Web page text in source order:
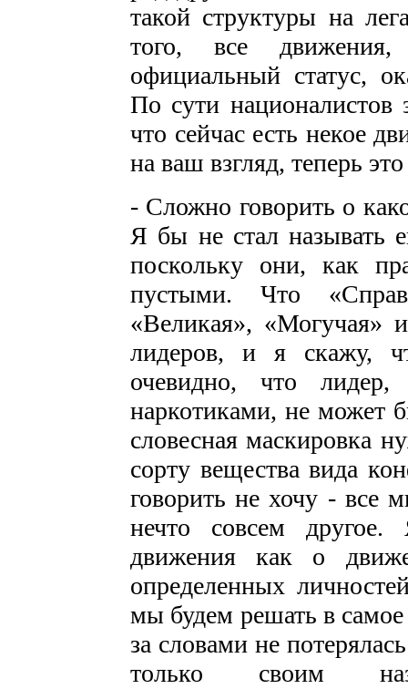
такой структуры на
того, все
официальный статус,
По сути националистов
что сейчас есть некое
на ваш взгляд, теперь
- Сложно говорить о
Я бы не стал называть
поскольку они, как
пустыми. Что
«Великая», «Могучая»
лидеров, и я скажу,
очевидно, что лидер,
наркотиками, не может
словесная маскировка
сорту вещества вида
говорить не хочу - все
нечто совсем
движения как о
определенных
мы будем решать в
за словами не
только своим